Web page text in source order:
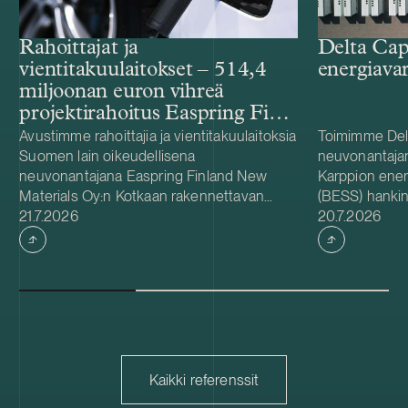
Rahoittajat ja
vientitakuulaitokset – 514,4
miljoonan euron vihreä
projektirahoitus Easpring Finland
New Materialsin CAM-
tehtaalle
Avustimme rahoittajia ja vientitakuulaitoksia
Suomen lain oikeudellisena
neuvonantajana Easpring Finland New
Materials Oy:n Kotkaan rakennettavan
katodiaktiivimateriaalia (CAM) valmistavan
tehtaan kehittämiseen ja rakentamiseen
liittyvässä 514,4 miljoonan euron vihreässä
Easpring Finland New Materials on Beijing
omistama yhteisyritys. Rahoituksen myönsi
kuusi kansainvälistä liikepankkia. Société
Julkaistu
21.7.2026
Delta
Toimimme
Karppion
(BESS)
Energyltä.
hankkeen
Foundationin
on 125 MW /
Julkaistu
20.7.2026
Kaikki referenssit